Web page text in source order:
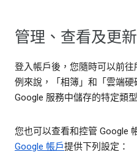
管理、查看及更
登入帳戶後，您隨時可以前
例來說，「相簿」和「雲端
Google 服務中儲存的特定類
您也可以查看和控管 Google
Google 帳戶提供下列設定：